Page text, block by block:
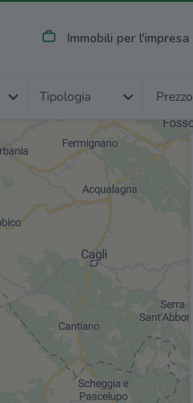
Immobili per l'impresa
Tipologia Prezzo